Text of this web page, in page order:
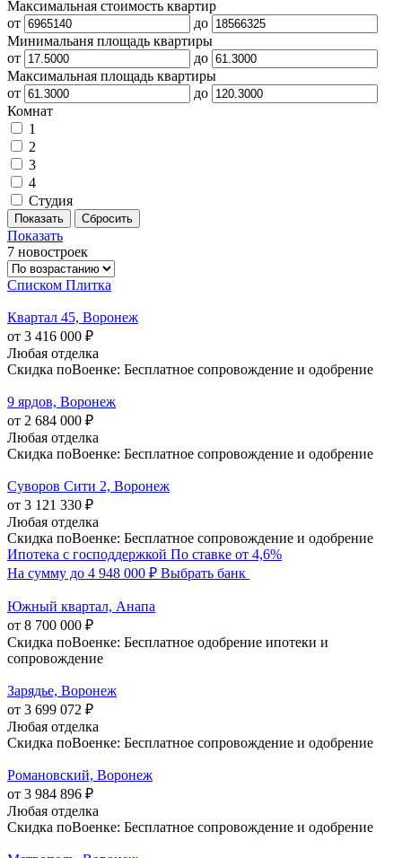
Максимальная стоимость квартир
от
до
Минимальаня площадь квартиры
от
до
Максимальная площадь квартиры
от
до
Комнат
1
2
3
4
Студия
Показать
7 новостроек
Списком Плитка
Квартал 45, Воронеж
от 3 416 000 ₽
Любая отделка
Скидка поВоенке: Бесплатное сопровождение и одобрение
9 ярдов, Воронеж
от 2 684 000 ₽
Любая отделка
Скидка поВоенке: Бесплатное сопровождение и одобрение
Суворов Сити 2, Воронеж
от 3 121 330 ₽
Любая отделка
Скидка поВоенке: Бесплатное сопровождение и одобрение
Ипотека с господдержкой По ставке от 4,6%
На сумму до 4 948 000 ₽ Выбрать банк
Южный квартал, Анапа
от 8 700 000 ₽
Скидка поВоенке: Бесплатное одобрение ипотеки и
сопровождение
Зарядье, Воронеж
от 3 699 072 ₽
Любая отделка
Скидка поВоенке: Бесплатное сопровождение и одобрение
Романовский, Воронеж
от 3 984 896 ₽
Любая отделка
Скидка поВоенке: Бесплатное сопровождение и одобрение